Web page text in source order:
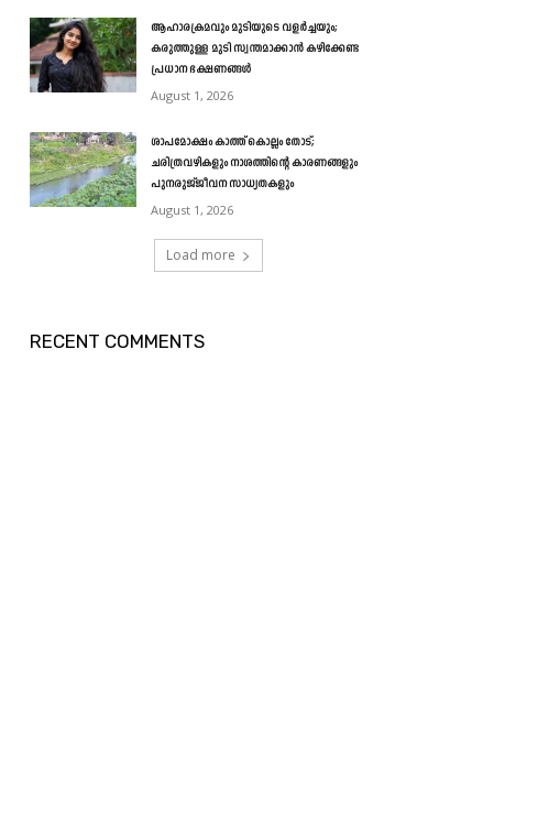
ആഹാരക്രമവും മുടിയുടെ വളർച്ചയും;
കരുത്തുള്ള മുടി സ്വന്തമാക്കാൻ കഴിക്കേണ്ട
പ്രധാന ഭക്ഷണങ്ങൾ
August 1, 2026
ശാപമോക്ഷം കാത്ത് കൊല്ലം തോട്;
ചരിത്രവഴികളും നാശത്തിന്റെ കാരണങ്ങളും
പുനരുജ്ജീവന സാധ്യതകളും
August 1, 2026
Load more
RECENT COMMENTS